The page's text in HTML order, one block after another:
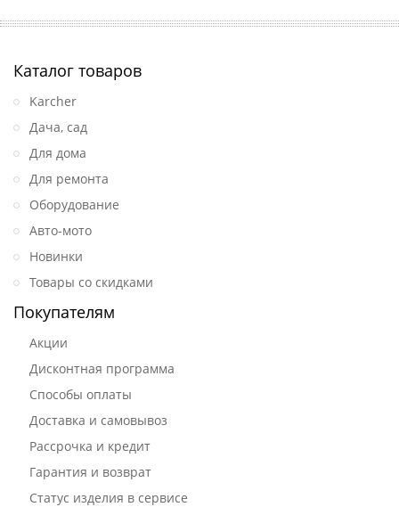
Каталог товаров
Karcher
Дача, сад
Для дома
Для ремонта
Оборудование
Авто-мото
Новинки
Товары со скидками
Покупателям
Акции
Дисконтная программа
Способы оплаты
Доставка и самовывоз
Рассрочка и кредит
Гарантия и возврат
Статус изделия в сервисе